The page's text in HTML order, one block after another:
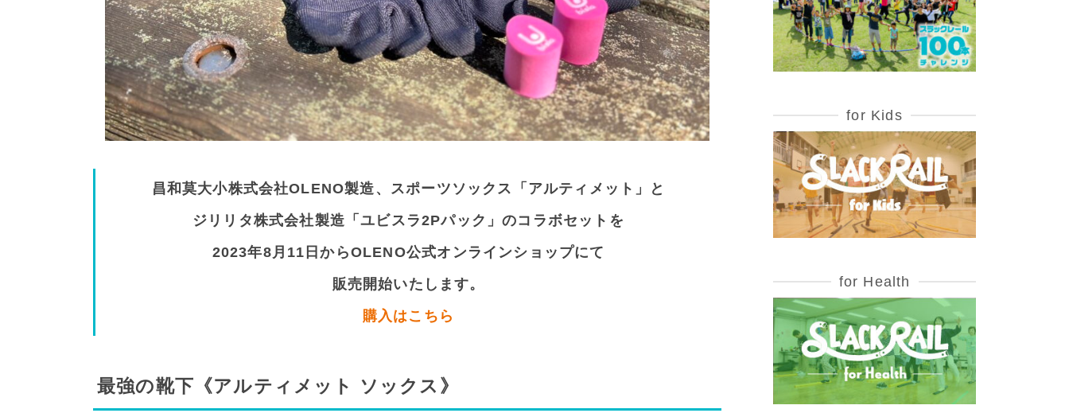
昌和莫大小株式会社OLENO製造、スポーツソックス「アルティメット」と
ジリリタ株式会社製造「ユビスラ2Pパック」のコラボセットを
2023年8月11日からOLENO公式オンラインショップにて
販売開始いたします。
購入はこちら
最強の靴下《アルティメット ソックス》
for Kids
for Health